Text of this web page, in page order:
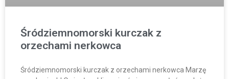
Śródziemnomorski kurczak z
orzechami nerkowca
Śródziemnomorski kurczak z orzechami nerkowca Marzę